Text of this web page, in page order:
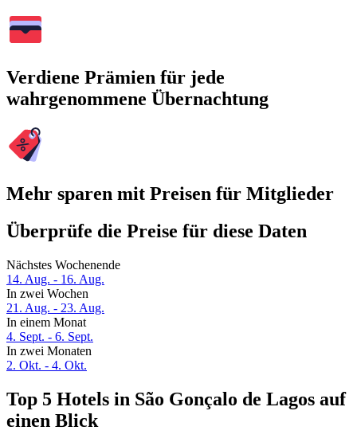
Verdiene Prämien für jede
wahrgenommene Übernachtung
Mehr sparen mit Preisen für Mitglieder
Überprüfe die Preise für diese Daten
Nächstes Wochenende
14. Aug. - 16. Aug.
In zwei Wochen
21. Aug. - 23. Aug.
In einem Monat
4. Sept. - 6. Sept.
In zwei Monaten
2. Okt. - 4. Okt.
Top 5 Hotels in São Gonçalo de Lagos auf
einen Blick